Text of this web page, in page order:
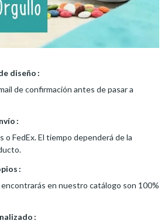
diseño
de confirmación antes de pasar a
o FedEx. El tiempo dependerá de la
en nuestro catálogo son 100%